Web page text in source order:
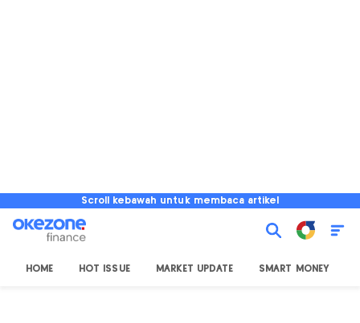
Scroll kebawah untuk membaca artikel
HOME HOT ISSUE MARKET UPDATE SMART MONEY